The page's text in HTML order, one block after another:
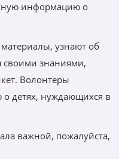
информацию о
узнают об
своими знаниями,
Волонтеры
детях, нуждающихся в
важной, пожалуйста,